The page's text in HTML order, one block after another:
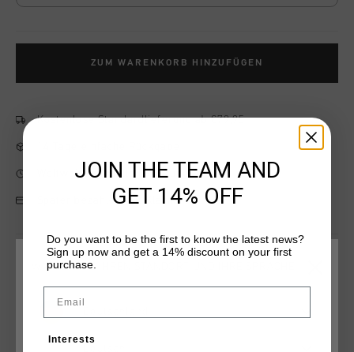
ZUM WARENKORB HINZUFÜGEN
Kostenlose Standardlieferung ab €79,95
Weltweite schnelle Lieferung
Später bezahlen mit Klarna
Produktinformation
The Igneous Windbreaker by Cruyff is a hooded full-zip
WÄHLEN SIE IHREN STANDORT UND IHRE SPRACHE
JOIN THE TEAM AND
GET 14% OFF
Do you want to be the first to know the latest news?
Sign up now and get a 14% discount on your first
purchase.
Email
Interests